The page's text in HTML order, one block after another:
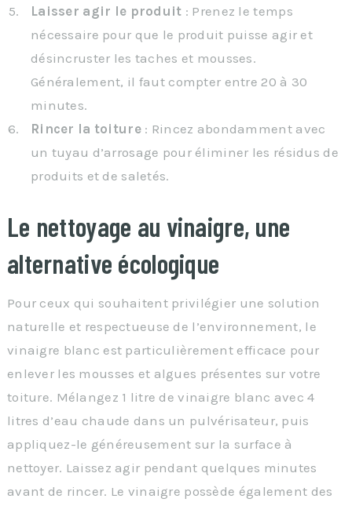
Laisser agir le produit : Prenez le temps
nécessaire pour que le produit puisse agir et
désincruster les taches et mousses.
Généralement, il faut compter entre 20 à 30
minutes.
Rincer la toiture: Rincez abondamment avec
un tuyau d’arrosage pour éliminer les résidus de
produits et de saletés.
Le nettoyage au vinaigre, une
alternative écologique
Pour ceux qui souhaitent privilégier une solution
naturelle et respectueuse de l’environnement, le
vinaigre blanc est particulièrement efficace pour
enlever les mousses et algues présentes sur votre
toiture. Mélangez 1 litre de vinaigre blanc avec 4
litres d’eau chaude dans un pulvérisateur, puis
appliquez-le généreusement sur la surface à
nettoyer. Laissez agir pendant quelques minutes
avant de rincer. Le vinaigre possède également des